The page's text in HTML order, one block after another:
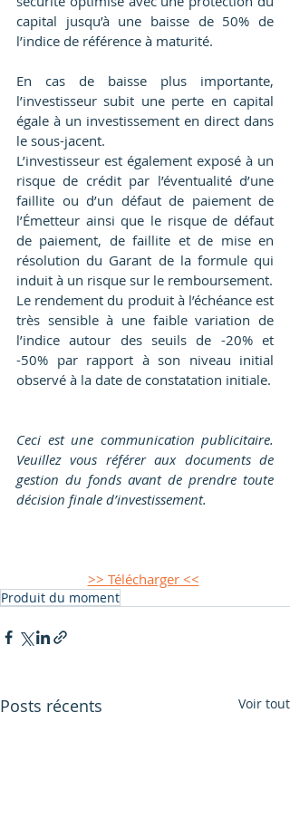
capital jusqu’à une baisse de 50% de
l’indice de référence à maturité.
En cas de baisse plus importante,
l’investisseur subit une perte en capital
égale à un investissement en direct dans
le sous-jacent.
L’investisseur est également exposé à un
risque de crédit par l’éventualité d’une
faillite ou d’un défaut de paiement de
l’Émetteur ainsi que le risque de défaut
de paiement, de faillite et de mise en
résolution du Garant de la formule qui
induit à un risque sur le remboursement.
Le rendement du produit à l’échéance est
très sensible à une faible variation de
l’indice autour des seuils de -20% et
-50% par rapport à son niveau initial
observé à la date de constatation initiale.
Ceci est une communication publicitaire.
Veuillez vous référer aux documents de
gestion du fonds avant de prendre toute
décision finale d’investissement.
>> Télécharger <<
Produit du moment
Posts récents Voir tout